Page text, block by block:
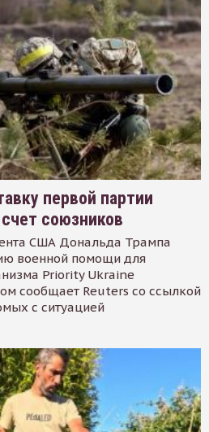
первой партии
союзников
США Дональда Трампа
военной помощи для
Priority Ukraine
сообщает Reuters со ссылкой
с ситуацией